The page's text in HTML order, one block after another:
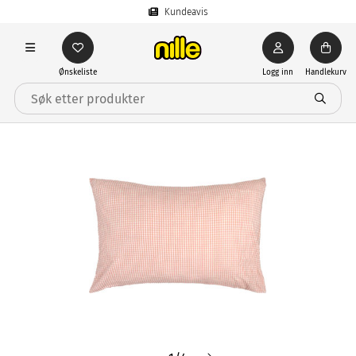
Kundeavis
Ønskeliste Logg inn Handlekurv